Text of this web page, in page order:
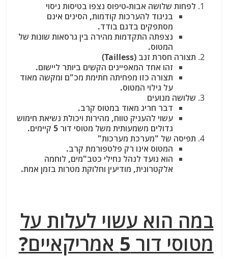
לפחות שלושה אבות-טיפוס נצפו בטיסות ניסוי
בניגוד להערכות קודמות, הסינים אינם
מסתפקים בדגם בודד.
נצפתה התקדמות מהירה בין גרסאות שונות של
המטוס.
תצורה חסרת זנב (Tailless)
זהו אחד המאפיינים הקשים ביותר ליישום.
תצורה כזו מפחיתה חתימת מכ"ם ומקשה מאוד
על גילוי המטוס.
שלושה מנועים
דבר חריג מאוד במטוס קרב.
עשוי להעניק טווח, מהירות ויכולת נשיאת חימוש
גדולים משמעותית משל מטוסי דור 5 קיימים.
תפיסה של "מערכת מערכות"
המטוס אינו רק פלטפורמת קרב.
הוא נועד לנהל נחילי כטב"מים, לוחמה
אלקטרונית, מודיעין וחלוקת מטרות בזמן אמת.
במה הוא עשוי לעלות על
מטוסי דור 5 אמריקאיים?